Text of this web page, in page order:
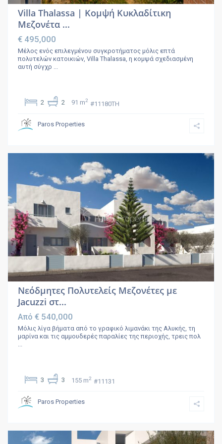
Villa Thalassa | Κομψή Κυκλαδίτικη
Μεζονέτα ...
€ 495,000
Μέλος ενός επιλεγμένου συγκροτήματος μόλις επτά
πολυτελών κατοικιών, Villa Thalassa, η κομψά σχεδιασμένη
αυτή σύγχρ
2 2 91 m2 #11180TH
Paros Properties
Νεόδμητες Πολυτελείς Μεζονέτες με
Jacuzzi στ...
Από € 540,000
Μόλις λίγα βήματα από το γραφικό λιμανάκι της Αλυκής, τη
μαρίνα και τις αμμουδερές παραλίες της περιοχής, τρεις πολ
...
3 3 155 m2 #11131
Paros Properties